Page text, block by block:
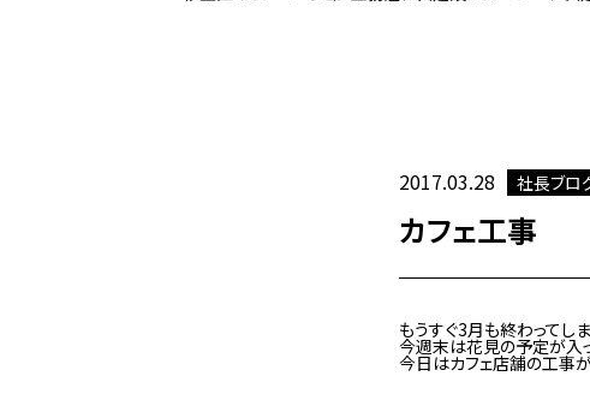
2017.03.28 社長ブロ
カフェ工事
もうすぐ3月も終わってし
今週末は花見の予定が入
今日はカフェ店舗の工事